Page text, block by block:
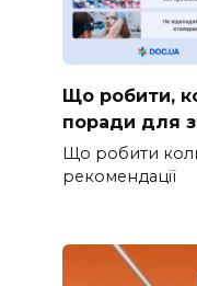
Що робити,
поради для
Що робити
рекомендації